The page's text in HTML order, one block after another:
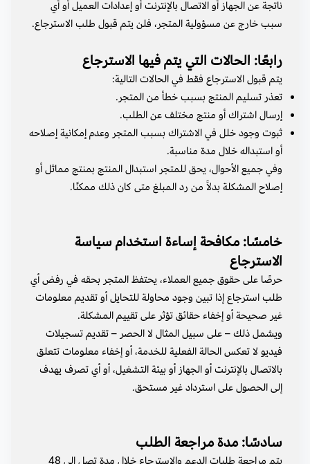
ناتجة عن الجهاز أو الاتصال بالإنترنت أو إعدادات العميل أو أي
سبب خارج عن مسؤولية المتجر، فلن يتم قبول طلب الاسترجاع.
رابعًا: الحالات التي يتم فيها الاسترجاع
يتم قبول الاسترجاع فقط في الحالات التالية:
تعذر تسليم المنتج بسبب خطأ من المتجر.
إرسال اشتراك أو منتج مختلف عن الطلب.
ثبوت وجود خلل في الاشتراك بسبب المتجر وعدم إمكانية إصلاحه
أو استبداله خلال مدة مناسبة.
وفي جميع الأحوال، يحق للمتجر استبدال المنتج بمنتج مماثل أو
إصلاح المشكلة بدلاً من رد المبلغ متى كان ذلك ممكنًا.
خامسًا: مكافحة إساءة استخدام سياسة
الاسترجاع
حرصًا على حقوق جميع العملاء، يحتفظ المتجر بحقه في رفض أي
طلب استرجاع إذا تبين وجود محاولة للتحايل أو تقديم معلومات
غير صحيحة أو إخفاء حقائق تؤثر على تقييم المشكلة.
ويشمل ذلك – على سبيل المثال لا الحصر – تقديم تسجيلات
فيديو لا تعكس الحالة الفعلية للخدمة، أو إخفاء معلومات تتعلق
بالاتصال بالإنترنت أو الجهاز أو بيئة التشغيل، أو أي تصرف يهدف
إلى الحصول على استرداد غير مستحق.
سادسًا: مدة مراجعة الطلب